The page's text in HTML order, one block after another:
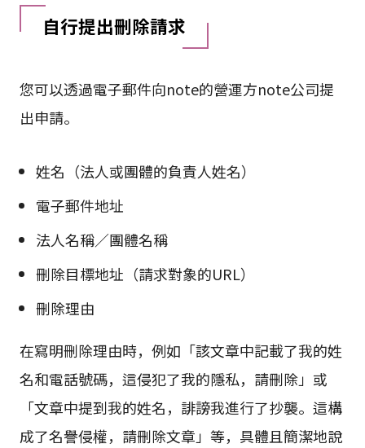
自行提出刪除請求
您可以透過電子郵件向note的營運方note公司提
出申請。
姓名（法人或團體的負責人姓名）
電子郵件地址
法人名稱／團體名稱
刪除目標地址（請求對象的URL）
刪除理由
在寫明刪除理由時，例如「該文章中記載了我的姓
名和電話號碼，這侵犯了我的隱私，請刪除」或
「文章中提到我的姓名，誹謗我進行了抄襲。這構
成了名譽侵權，請刪除文章」等，具體且簡潔地說